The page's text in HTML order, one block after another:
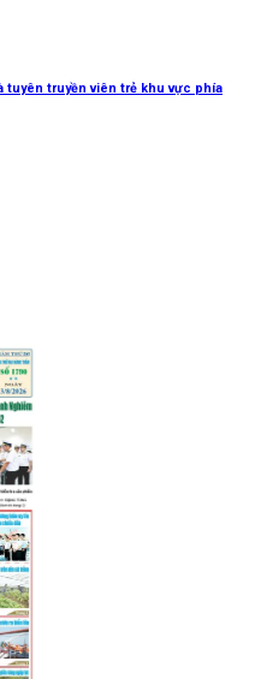
tuyên truyền viên trẻ khu vực phía